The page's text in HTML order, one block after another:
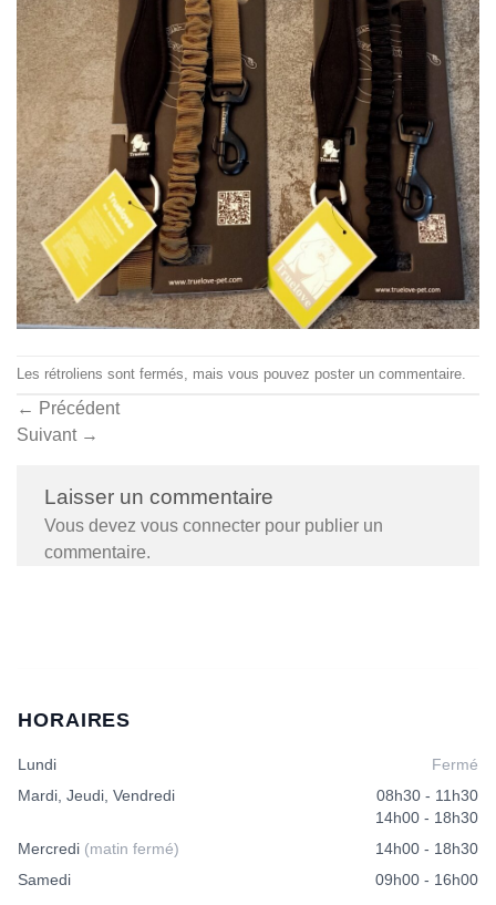
Les rétroliens sont fermés, mais vous pouvez poster un commentaire.
← Précédent
Suivant →
Laisser un commentaire
Vous devez vous connecter pour publier un
commentaire.
HORAIRES
Lundi
Fermé
Mardi, Jeudi, Vendredi
08h30 - 11h30
14h00 - 18h30
Mercredi (matin fermé)
14h00 - 18h30
Samedi
09h00 - 16h00